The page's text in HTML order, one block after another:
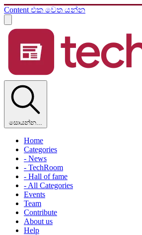
Content එක වෙත යන්න
සොයන්න...
Home
Categories
- News
- TechRoom
- Hall of fame
- All Categories
Events
Team
Contribute
About us
Help